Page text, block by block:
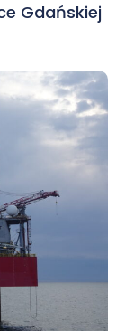
Gdańskiej